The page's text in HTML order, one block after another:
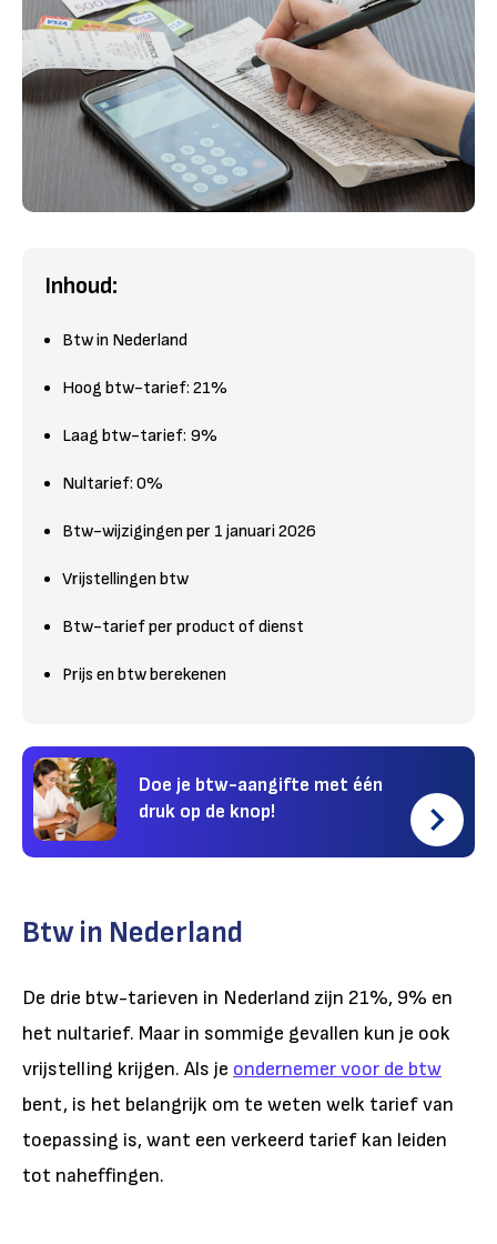
Inhoud:
Btw in Nederland
Hoog btw-tarief: 21%
Laag btw-tarief: 9%
Nultarief: 0%
Btw-wijzigingen per 1 januari 2026
Vrijstellingen btw
Btw-tarief per product of dienst
Prijs en btw berekenen
Doe je btw-aangifte met één
druk op de knop!
Btw in Nederland
De drie btw-tarieven in Nederland zijn 21%, 9% en
het nultarief. Maar in sommige gevallen kun je ook
vrijstelling krijgen. Als je ondernemer voor de btw
bent, is het belangrijk om te weten welk tarief van
toepassing is, want een verkeerd tarief kan leiden
tot naheffingen.